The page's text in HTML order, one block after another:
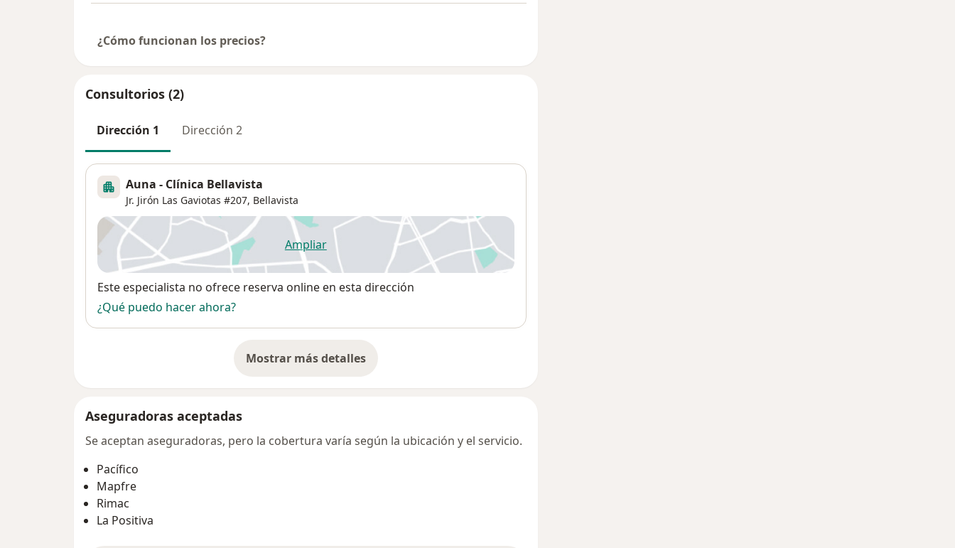
¿Cómo funcionan los precios?
Consultorios (2)
Dirección 1 Dirección 2
Auna - Clínica Bellavista
Jr. Jirón Las Gaviotas #207, Bellavista
Ampliarse abre en una nueva pestaña
Disponibilidad
Este especialista no ofrece reserva online en esta dirección
¿Qué puedo hacer ahora?
Mostrar más detalles
sobre la dirección
Aseguradoras aceptadas
Se aceptan aseguradoras, pero la cobertura varía según la ubicación y el servicio.
Pacífico
Mapfre
Rimac
La Positiva